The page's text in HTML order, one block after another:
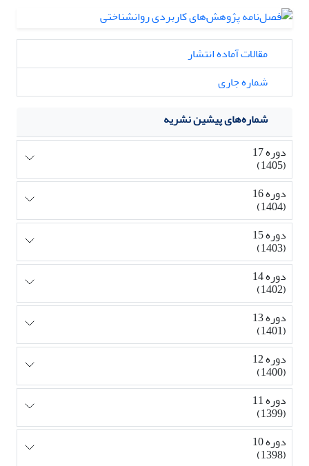
مقالات آماده انتشار
شماره جاری
شماره‌های پیشین نشریه
دوره 17
(1405)
دوره 16
(1404)
دوره 15
(1403)
دوره 14
(1402)
دوره 13
(1401)
دوره 12
(1400)
دوره 11
(1399)
دوره 10
(1398)